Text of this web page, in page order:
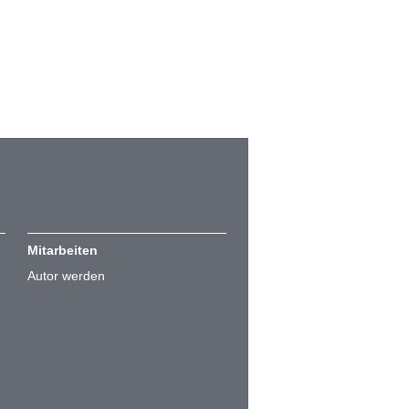
Mitarbeiten
Autor werden